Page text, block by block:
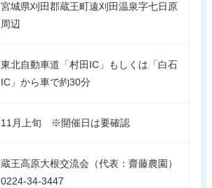
宮城県刈田郡蔵王町遠刈田温泉字七日原
周辺
東北自動車道「村田IC」もしくは「白石
IC」から車で約30分
11月上旬 ※開催日は要確認
蔵王高原大根交流会（代表：齋藤農園）
0224-34-3447